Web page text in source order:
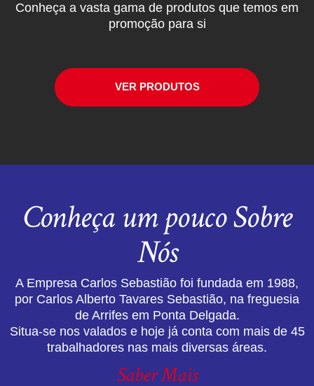
Conheça a vasta gama de produtos que temos em
promoção para si
VER PRODUTOS
Conheça um pouco Sobre
Nós
A Empresa Carlos Sebastião foi fundada em 1988,
por Carlos Alberto Tavares Sebastião, na freguesia
de Arrifes em Ponta Delgada.
Situa-se nos valados e hoje já conta com mais de 45
trabalhadores nas mais diversas áreas.
Saber Mais